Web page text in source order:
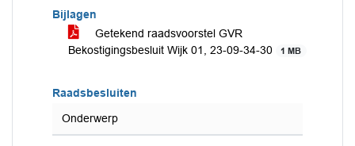
Bijlagen
Getekend raadsvoorstel GVR
Bekostigingsbesluit Wijk 01, 23-09-34-30
1 MB
Raadsbesluiten
Onderwerp